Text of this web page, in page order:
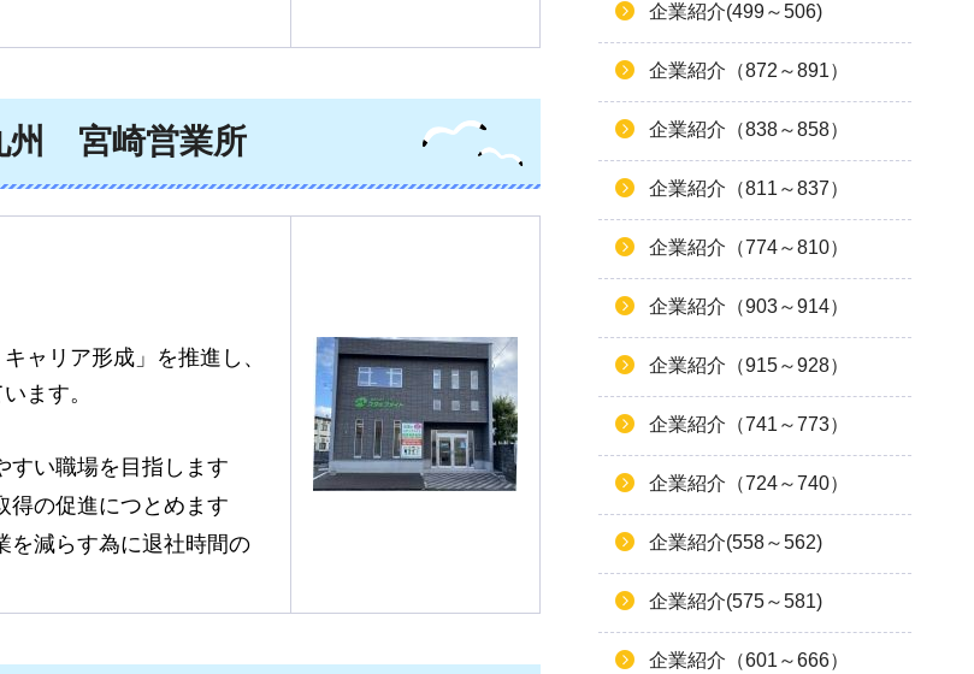
宮崎営業所
ャリア形成」を推進し、
ます。
すい職場を目指します
得の促進につとめます
を減らす為に退社時間の
企業紹介(499～506)
企業紹介（872～891）
企業紹介（838～858）
企業紹介（811～837）
企業紹介（774～810）
企業紹介（903～914）
企業紹介（915～928）
企業紹介（741～773）
企業紹介（724～740）
企業紹介(558～562)
企業紹介(575～581)
企業紹介（601～666）